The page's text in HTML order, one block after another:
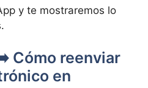
y te⁣ mostraremos lo
Cómo⁢ reenviar⁤
en